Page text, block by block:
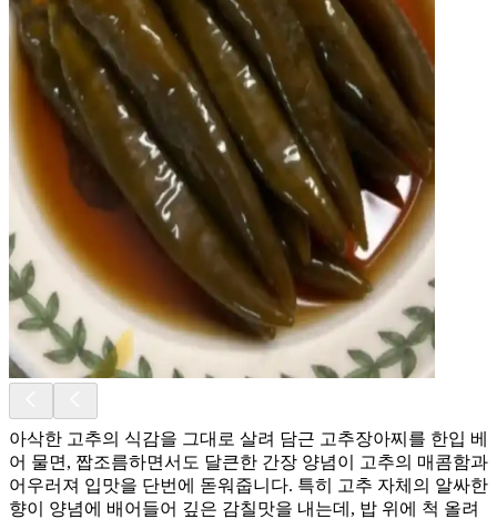
아삭한 고추의 식감을 그대로 살려 담근 고추장아찌를 한입 베
어 물면, 짭조름하면서도 달큰한 간장 양념이 고추의 매콤함과
어우러져 입맛을 단번에 돋워줍니다. 특히 고추 자체의 알싸한
향이 양념에 배어들어 깊은 감칠맛을 내는데, 밥 위에 척 올려